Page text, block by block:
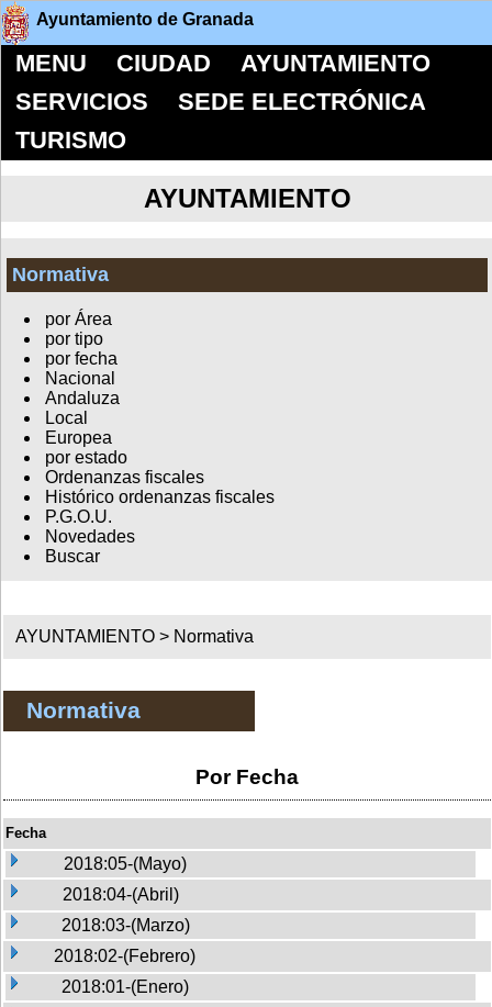
Ayuntamiento de Granada
MENU CIUDAD
AYUNTAMIENTO
SERVICIOS
SEDE ELECTRÓNICA
TURISMO
AYUNTAMIENTO
Normativa
por Área
por tipo
por fecha
Nacional
Andaluza
Local
Europea
por estado
Ordenanzas fiscales
Histórico ordenanzas fiscales
P.G.O.U.
Novedades
Buscar
AYUNTAMIENTO > Normativa
Normativa
Por Fecha
Fecha
2018:05-(Mayo)
2018:04-(Abril)
2018:03-(Marzo)
2018:02-(Febrero)
2018:01-(Enero)